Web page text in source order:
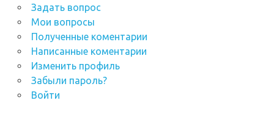
Задать вопрос
Мои вопросы
Полученные коментарии
Написанные коментарии
Изменить профиль
Забыли пароль?
Войти